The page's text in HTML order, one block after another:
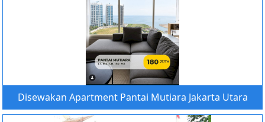
Disewakan Apartment Pantai Mutiara Jakarta Utara